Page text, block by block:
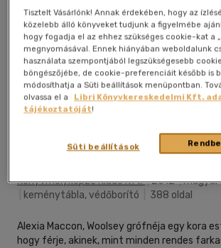
Könyvmolyképző Kiadó Kft.|2012|magyar
keménytábla, védőborító 388 oldal
Alexia Maccon, Woolsey grófnéja egy kora
hogy férje, akinek, mint minden rendes
Tisztelt Vásárlónk! Annak érdekében, hogy az
közelebb álló könyveket tudjunk a figyelmébe
hogy fogadja el az ehhez szükséges cookie-kat a
megnyomásával. Ennek hiányában weboldalunk
használata szempontjából legszükségesebb
böngészőjébe, de cookie-preferenciáit később is
módosíthatja a Süti beállítások menüpontban.
olvassa el a
Libri Könyvkereskedelmi Kft.
tájékoztatóját!
Süti beállítások